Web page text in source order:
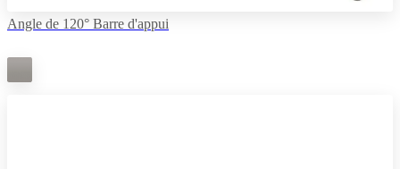
Angle de 120° Barre d'appui